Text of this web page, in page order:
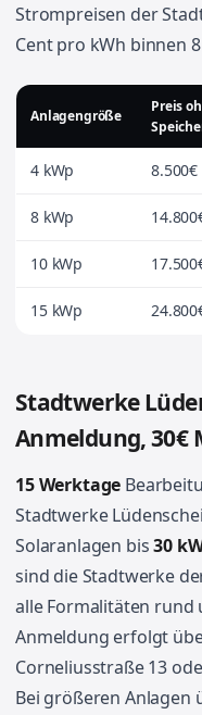
Strompreisen der
Cent pro kWh binnen
Anlagengröße
Preis
4 kWp 8.500€
8 kWp
10 kWp
15 kWp
Stadtwerke
Anmeldung, 30€
15 Werktage
Stadtwerke
Solaranlagen bis30
sind die Stadtwerke
alle Formalitäten rund
Anmeldung erfolgt
Corneliusstraße 13
Bei größeren Anlagen